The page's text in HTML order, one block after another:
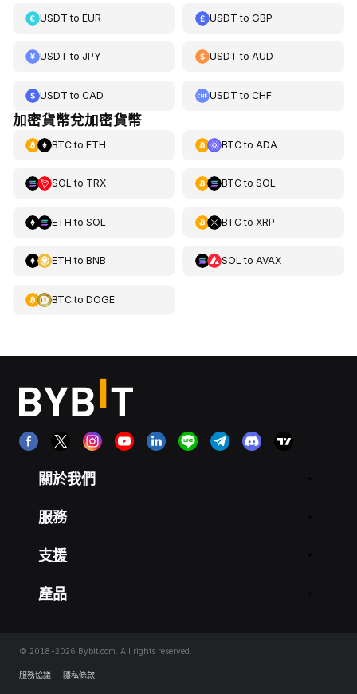
USDT to EUR USDT toGBP
USDT to JPY USDT toAUD
USDT to CAD USDT toCHF
加密貨幣兌加密貨幣
BTCto ETH BTCto ADA
SOL to TRX BTCto SOL
ETH to SOL BTCto XRP
ETH to BNB SOL to AVAX
BTCto DOGE
關於我們
服務
支援
產品
© 2018-2026 Bybit.com. All rights reserved.
服務協議 隱私條款